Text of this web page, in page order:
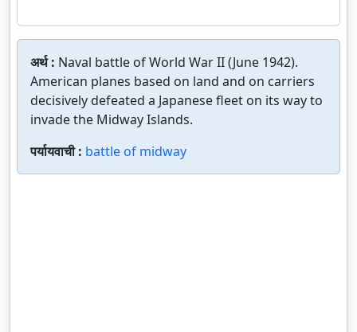
अर्थ : Naval battle of World War II (June 1942).
American planes based on land and on carriers
decisively defeated a Japanese fleet on its way to
invade the Midway Islands.
पर्यायवाची : battle of midway